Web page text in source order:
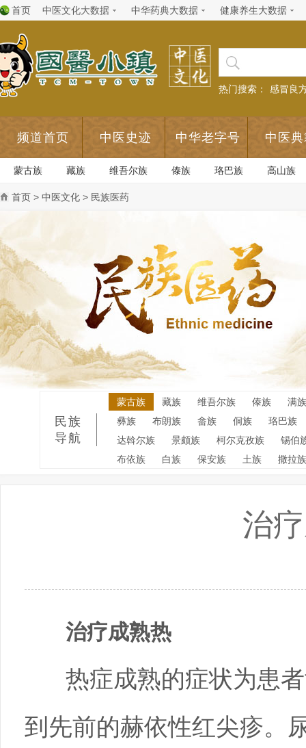
首页 中医文化大数据 中华药典大数据 健康养生大数据
热门搜索： 感冒良
频道首页 中医史迹 中华老字号 中医
蒙古族 藏族 维吾尔族 傣族 珞巴族 高山族
首页 > 中医文化 > 民族医药
民族
导航
蒙古族 藏族 维吾尔族 傣族
满族
彝族
布朗族 畲族 侗族
珞巴族
达斡尔族
景颇族 柯尔克孜族
锡伯
布依族
白族 保安族 土族 撒拉族
治
治疗成熟热
热症成熟的症状为患者
到先前的赫依性红尖疹。